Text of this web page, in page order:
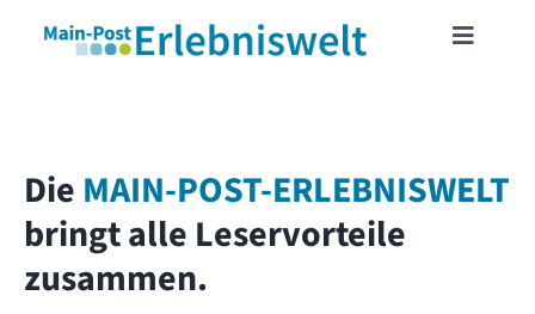
Toggle
MAINFRANKENCARD
TICKETSHOP
Die MAIN-POST-ERLEBNISWELT
bringt alle Leservorteile
zusammen.